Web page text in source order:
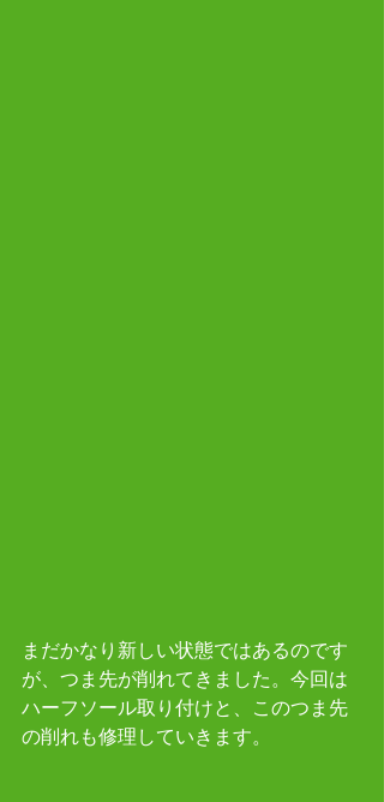
まだかなり新しい状態ではあるのです
が、つま先が削れてきました。今回は
ハーフソール取り付けと、このつま先
の削れも修理していきます。